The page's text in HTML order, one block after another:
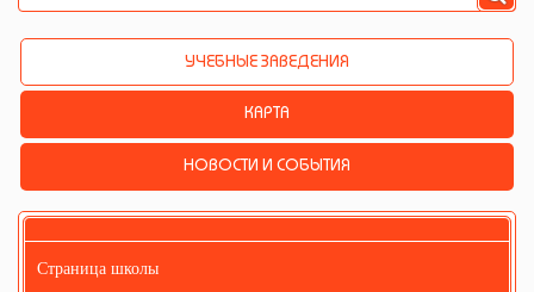
УЧЕБНЫЕ ЗАВЕДЕНИЯ
КАРТА
НОВОСТИ И СОБЫТИЯ
Страница школы